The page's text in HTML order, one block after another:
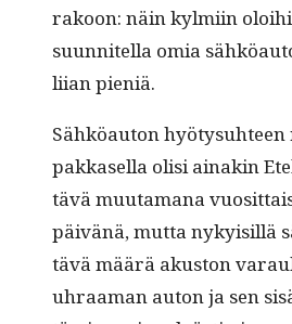
rakoon: näin kylmi­in
suun­nitel­la omia
liian pieniä.
Sähköau­ton hyö­ty­suh­teen
pakkasel­la olisi ainakin
tävä muu­ta­mana
päivänä, mut­ta nyky­isil­lä
tävä määrä akus­ton
uhraa­man auton ja sen